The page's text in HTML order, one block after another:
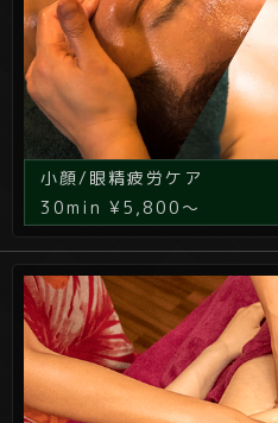
小顔/眼精疲労ケア
30min ¥5,800～